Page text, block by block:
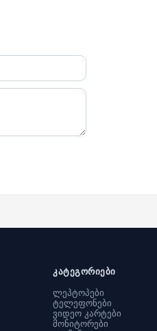
კატეგორიები
ლეპტოპები
ტელეფონები
ვიდეო კარტები
მონიტორები